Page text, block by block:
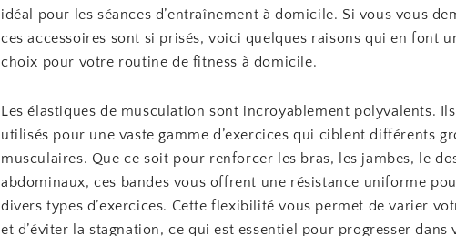
idéal pour les séances d’entraînement à domicile. Si vous vous
ces accessoires sont si prisés, voici quelques raisons qui en font
choix pour votre routine de fitness à domicile.
Les élastiques de musculation sont incroyablement polyvalents.
utilisés pour une vaste gamme d’exercices qui ciblent différents
musculaires. Que ce soit pour renforcer les bras, les jambes, le
abdominaux, ces bandes vous offrent une résistance uniforme
divers types d’exercices. Cette flexibilité vous permet de varier
et d’éviter la stagnation, ce qui est essentiel pour progresser dans